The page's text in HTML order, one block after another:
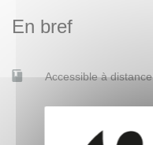
En bref
Accessible à distance